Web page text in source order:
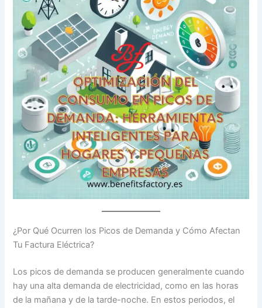
¿Por Qué Ocurren los Picos de Demanda y Cómo Afectan
Tu Factura Eléctrica?
Los picos de demanda se producen generalmente cuando
hay una alta demanda de electricidad, como en las horas
de la mañana y de la tarde-noche. En estos periodos, el